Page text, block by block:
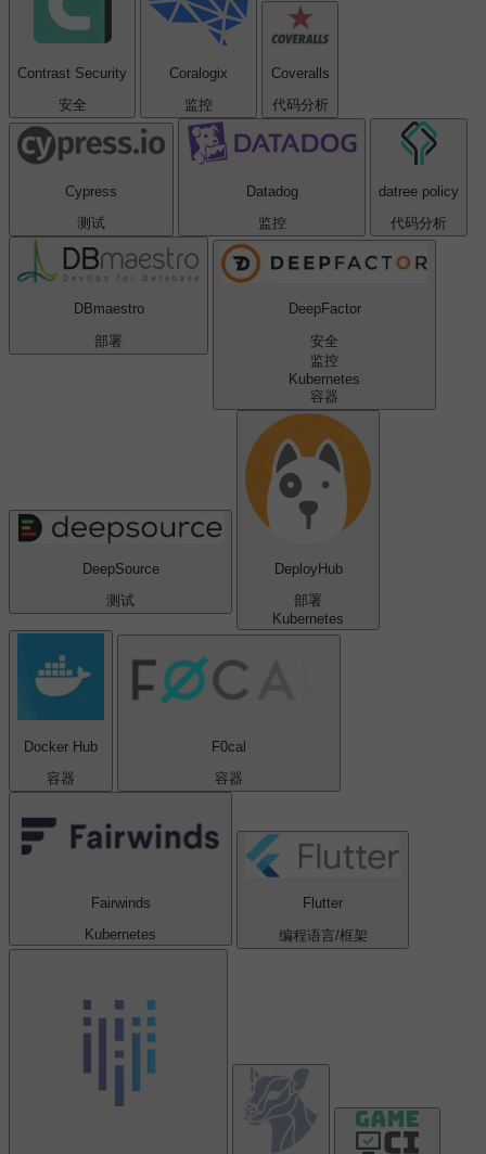
Contrast Security
安全
Coralogix
监控
Coveralls
代码分析
Cypress
测试
Datadog
监控
datree policy
代码分析
DBmaestro
部署
DeepFactor
安全
监控
Kubernetes
容器
DeepSource
测试
DeployHub
部署
Kubernetes
Docker Hub
容器
F0cal
容器
Fairwinds
Kubernetes
Flutter
编程语言/框架